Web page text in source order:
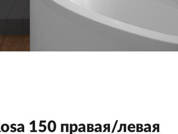
150 правая/левая